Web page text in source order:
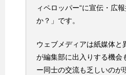
ィペロッパー“に宣伝・広
か？」です。
ウェブメディアは紙媒体と
が編集部に出入りする機会
ー同士の交流も乏しいのが